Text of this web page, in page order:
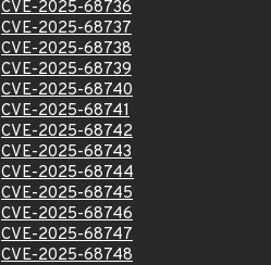
CVE-2025-68736
CVE-2025-68737
CVE-2025-68738
CVE-2025-68739
CVE-2025-68740
CVE-2025-68741
CVE-2025-68742
CVE-2025-68743
CVE-2025-68744
CVE-2025-68745
CVE-2025-68746
CVE-2025-68747
CVE-2025-68748